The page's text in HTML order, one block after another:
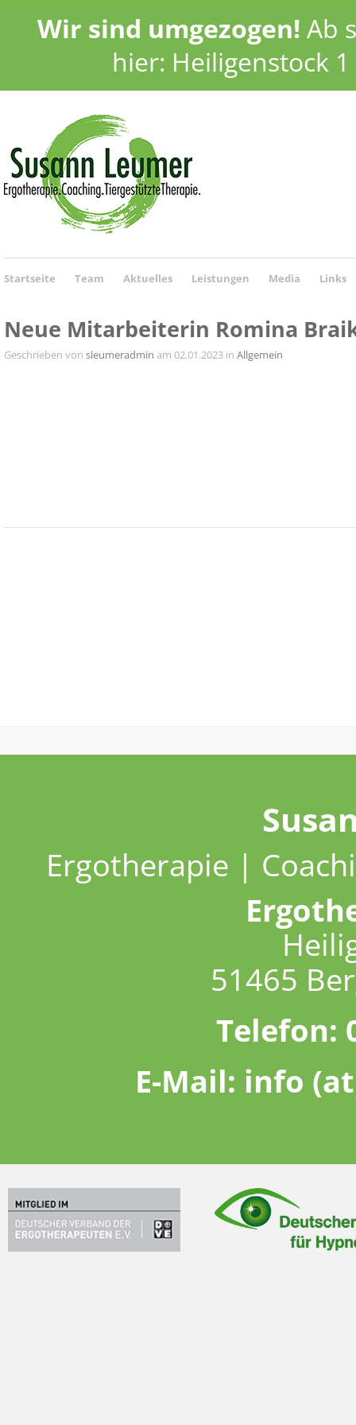
Wir sind umgezogen! Ab
hier: Heiligenstock 1
Startseite Team Aktuelles Leistungen Media Links
Neue Mitarbeiterin Romina
Geschrieben von sleumeradmin am 02.01.2023 in Allgemein
Ergotherapie |
51465
Telefon:
E-Mail: info